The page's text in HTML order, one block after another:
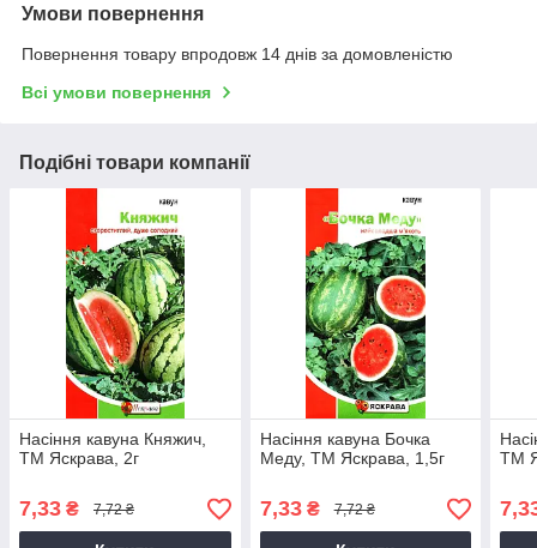
Умови повернення
Повернення товару впродовж 14 днів за домовленістю
Всі умови повернення
Подібні товари компанії
Насіння кавуна Княжич,
ТМ Яскрава, 2г
7,33 ₴ 7,72 ₴
Насіння кавуна Бочка
Меду, ТМ Яскрава, 1,5г
7,33₴ 7,72 ₴
ТМ